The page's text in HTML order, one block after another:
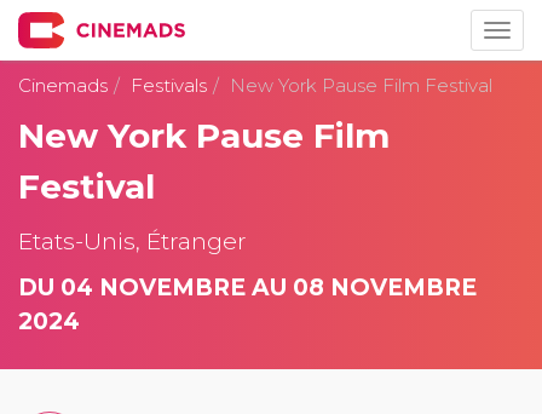
Cinemads
Festivals New York Pause Film Festival
New York Pause Film
Festival
Etats-Unis, Étranger
DU 04 NOVEMBRE AU 08 NOVEMBRE
2024